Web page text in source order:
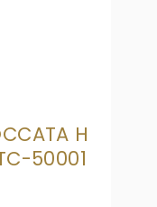
H
50001